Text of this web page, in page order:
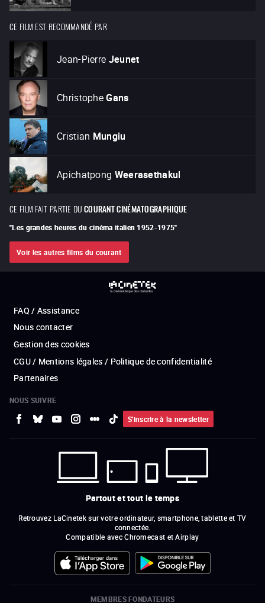
CE FILM EST RECOMMANDÉ PAR
Jean-Pierre Jeunet
ChristopheGans
Cristian Mungiu
Apichatpong Weerasethakul
CE FILM FAIT PARTIE DUCOURANT CINÉMATOGRAPHIQUE
"Les grandes heures du cinéma italien 1952-1975"
Voir les autres films du courant
FAQ / Assistance
Nous contacter
Gestion des cookies
CGU / Mentions légales / Politique de confidentialité
Partenaires
NOUS SUIVRE
S'inscrire à la newsletter
Partout et tout le temps
Retrouvez LaCinetek sur votre ordinateur, smartphone, tablette et TV
connectée.
Compatible avec Chromecast et Airplay
MEMBRES FONDATEURS